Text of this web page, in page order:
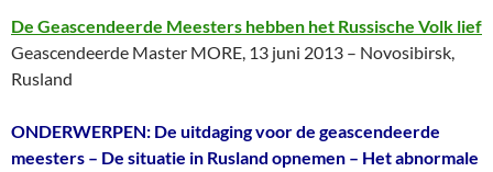
De Geascendeerde Meesters hebben het Russische Volk lief
Geascendeerde Master MORE, 13 juni 2013 – Novosibirsk,
Rusland
ONDERWERPEN: De uitdaging voor de geascendeerde
meesters – De situatie in Rusland opnemen – Het abnormale